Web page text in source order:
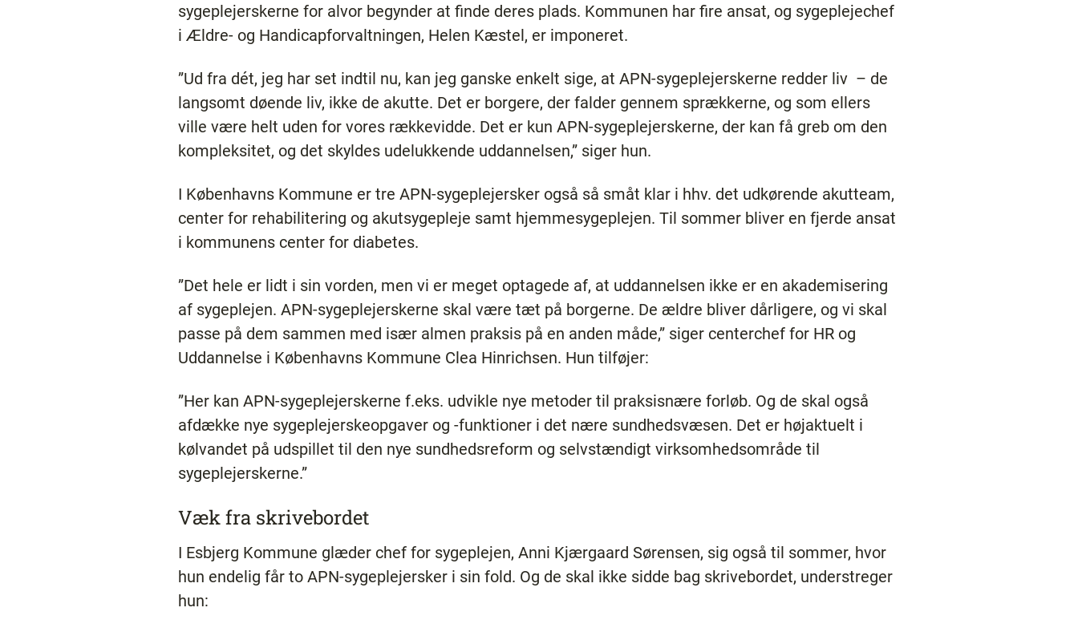
sygeplejerskerne for alvor begynder at finde deres plads. Kommunen har fire ansat, og sygeplejechef
i Ældre- og Handicapforvaltningen, Helen Kæstel, er imponeret.
”Ud fra dét, jeg har set indtil nu, kan jeg ganske enkelt sige, at APN-sygeplejerskerne redder liv – de
langsomt døende liv, ikke de akutte. Det er borgere, der falder gennem sprækkerne, og som ellers
ville være helt uden for vores rækkevidde. Det er kun APN-sygeplejerskerne, der kan få greb om den
kompleksitet, og det skyldes udelukkende uddannelsen,” siger hun.
I Københavns Kommune er tre APN-sygeplejersker også så småt klar i hhv. det udkørende akutteam,
center for rehabilitering og akutsygepleje samt hjemmesygeplejen. Til sommer bliver en fjerde ansat
i kommunens center for diabetes.
”Det hele er lidt i sin vorden, men vi er meget optagede af, at uddannelsen ikke er en akademisering
af sygeplejen. APN-sygeplejerskerne skal være tæt på borgerne. De ældre bliver dårligere, og vi skal
passe på dem sammen med især almen praksis på en anden måde,” siger centerchef for HR og
Uddannelse i Københavns Kommune Clea Hinrichsen. Hun tilføjer:
”Her kan APN-sygeplejerskerne f.eks. udvikle nye metoder til praksisnære forløb. Og de skal også
afdække nye sygeplejerskeopgaver og -funktioner i det nære sundhedsvæsen. Det er højaktuelt i
kølvandet på udspillet til den nye sundhedsreform og selvstændigt virksomhedsområde til
sygeplejerskerne.”
Væk fra skrivebordet
I Esbjerg Kommune glæder chef for sygeplejen, Anni Kjærgaard Sørensen, sig også til sommer, hvor
hun endelig får to APN-sygeplejersker i sin fold. Og de skal ikke sidde bag skrivebordet, understreger
hun: